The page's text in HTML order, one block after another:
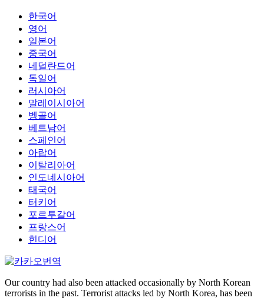
한국어
영어
일본어
중국어
네덜란드어
독일어
러시아어
말레이시아어
벵골어
베트남어
스페인어
아랍어
이탈리아어
인도네시아어
태국어
터키어
포르투갈어
프랑스어
힌디어
Our country had also been attacked occasionally by North Korean
terrorists in the past. Terrorist attacks led by North Korea, has been